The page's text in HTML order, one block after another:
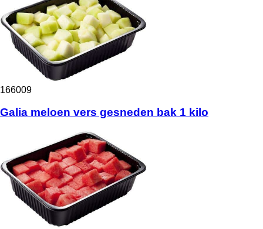
166009
Galia meloen vers gesneden bak 1 kilo